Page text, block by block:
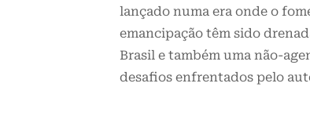
lançado numa era onde o
emancipação têm sido
Brasil e também uma não-
desafios enfrentados pelo